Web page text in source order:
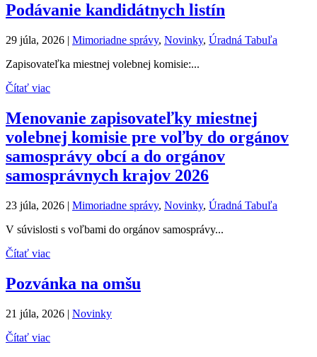
Podávanie kandidátnych listín
29 júla, 2026 | Mimoriadne správy, Novinky, Úradná Tabuľa
Zapisovateľka miestnej volebnej komisie:...
Čítať viac
Menovanie zapisovateľky miestnej
volebnej komisie pre voľby do orgánov
samosprávy obcí a do orgánov
samosprávnych krajov 2026
23 júla, 2026 | Mimoriadne správy, Novinky, Úradná Tabuľa
V súvislosti s voľbami do orgánov samosprávy...
Čítať viac
Pozvánka na omšu
21 júla, 2026 | Novinky
Čítať viac